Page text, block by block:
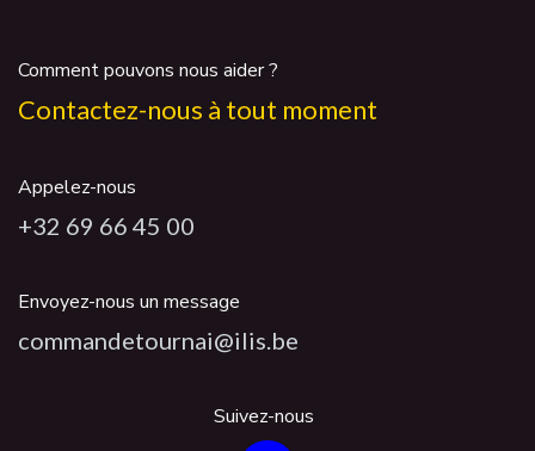
Comment pouvons nous aider ?
Contactez-nous à tout moment
Appelez-nous
+32 69 66 45 00
Envoyez-nous un message
commandetournai@ilis.be
Suivez-nous